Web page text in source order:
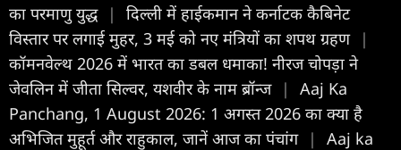
का परमाणु युद्ध |
दिल्ली में हाईकमान ने कर्नाटक कैबिनेट
विस्तार पर लगाई मुहर, 3 मई को नए मंत्रियों का शपथ ग्रहण |
कॉमनवेल्थ 2026 में भारत का डबल धमाका! नीरज चोपड़ा ने
जेवलिन में जीता सिल्वर, यशवीर के नाम ब्रॉन्ज |
Aaj Ka
Panchang, 1 August 2026: 1 अगस्त 2026 का क्या है
अभिजित मुहूर्त और राहुकाल, जानें आज का पंचांग |
Aaj ka